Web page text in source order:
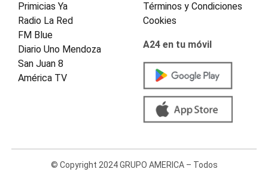
Primicias Ya
Radio La Red
FM Blue
Diario Uno Mendoza
San Juan 8
América TV
Términos y Condiciones
Cookies
A24 en tu móvil
© Copyright 2024 GRUPO AMERICA – Todos